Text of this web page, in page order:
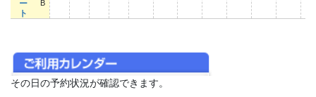
ー
ト
B
その日の予約状況が確認できます。